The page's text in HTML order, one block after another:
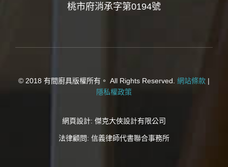
桃市府消承字第0194號
© 2018 有間廚具版權所有。 All Rights Reserved. 網站條款 |
隱私權政策
網頁設計: 傑克大俠設計有限公司
法律顧問: 信義律師代書聯合事務所